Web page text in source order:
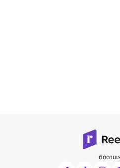
ติดตามเ